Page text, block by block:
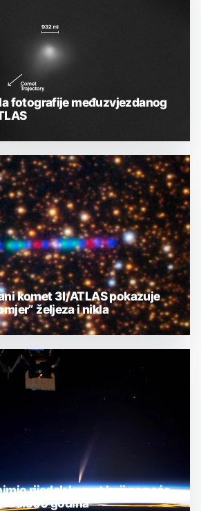
fotografije međuzvjezdanog
komet 3I/ATLAS pokazuje
željeza i nikla
rijedak komet koji se neće
godina